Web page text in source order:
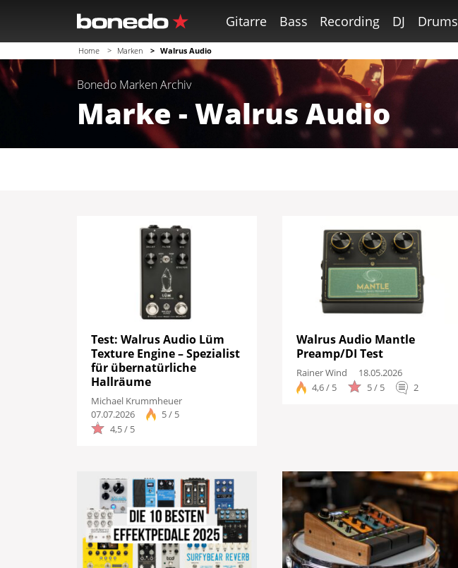
Gitarre Bass Recording DJ Drums
Home Marken Walrus Audio
Bonedo MarkenArchiv
Marke - Walrus Audio
Test: Walrus Audio Lüm
Texture Engine – Spezialist
für übernatürliche
Hallräume
Michael Krummheuer
07.07.2026
5 / 5
4,5 / 5
Walrus Audio Mantle
Preamp/DI Test
Rainer Wind
18.05.2026
4,6 / 5
5 / 5 2